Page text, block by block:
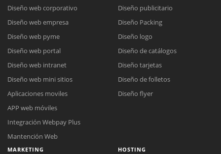
Diseño web corporativo
Diseño web empresa
Diseño web pyme
Diseño web portal
Diseño web intranet
Diseño web mini sitios
Aplicaciones moviles
APP web móviles
Integración Webpay Plus
Mantención Web
Diseño publicitario
Diseño Packing
Diseño logo
Diseño de catálogos
Diseño tarjetas
Diseño de folletos
Diseño flyer
MARKETING HOSTING